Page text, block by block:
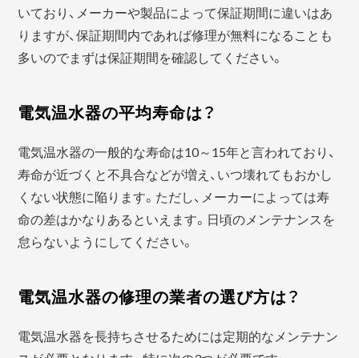
いており、メーカーや製品によって保証期間に違いはあ
りますが、保証期間内であれば修理が無料になることも
多いのでまずは保証期間を確認してください。
電気温水器の平均寿命は？
電気温水器の一般的な寿命は10～15年と言われており、
寿命が近づくと不具合などが増え、いつ壊れてもおかし
くない状態に陥ります。ただし、メーカーによっては寿
命の差はかなりあるといえます。日頃のメンテナンスを
怠らないようにしてください。
電気温水器の修理の業者の選び方は？
電気温水器を長持ちさせるためには定期的なメンテナン